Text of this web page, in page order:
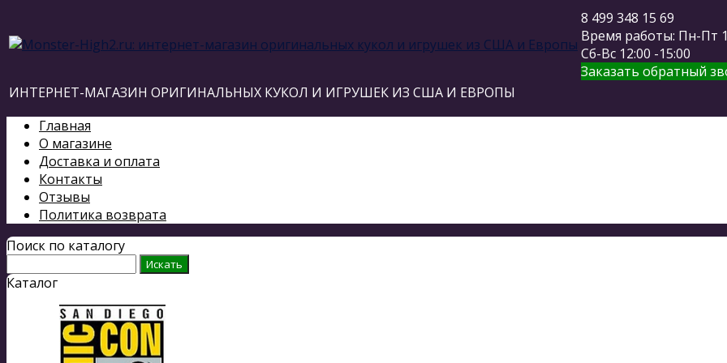
8 499 348 15 69
Время работы: Пн-Пт
Сб-Вс 12:00 -15:00
Заказать обратный
ИНТЕРНЕТ-МАГАЗИН ОРИГИНАЛЬНЫХ КУКОЛ И ИГРУШЕК ИЗ США И ЕВРОПЫ
Главная
О магазине
Доставка и оплата
Контакты
Отзывы
Политика возврата
Поиск по каталогу
Каталог